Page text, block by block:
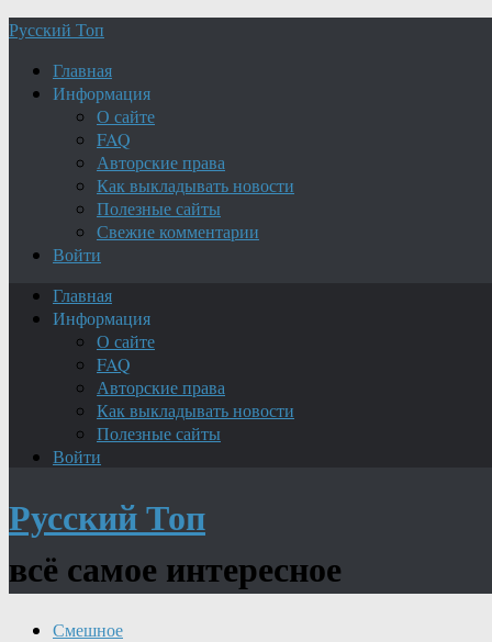
Русский Топ
Главная
Информация
О сайте
FAQ
Авторские права
Как выкладывать новости
Полезные сайты
Свежие комментарии
Войти
Главная
Информация
О сайте
FAQ
Авторские права
Как выкладывать новости
Полезные сайты
Войти
Русский Топ
всё самое интересное
Смешное